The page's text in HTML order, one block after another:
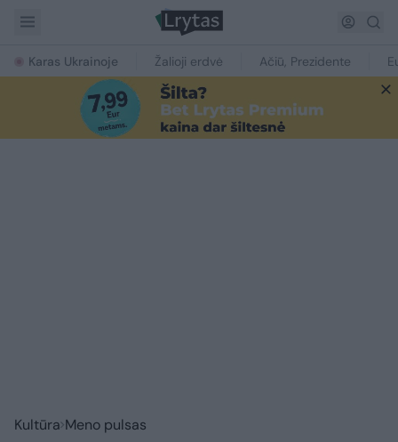
Karas Ukrainoje Žalioji erdvė Ačiū, Prezidente
Kultūra Meno pulsas